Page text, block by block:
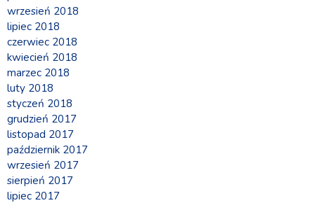
wrzesień 2018
lipiec 2018
czerwiec 2018
kwiecień 2018
marzec 2018
luty 2018
styczeń 2018
grudzień 2017
listopad 2017
październik 2017
wrzesień 2017
sierpień 2017
lipiec 2017